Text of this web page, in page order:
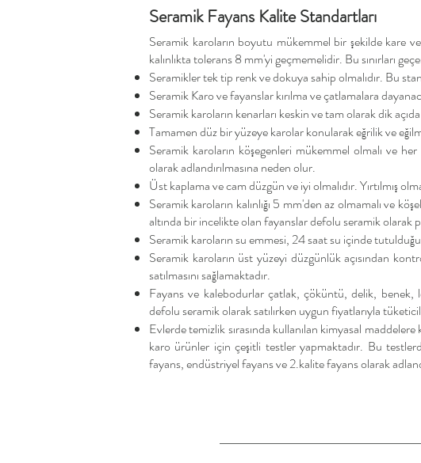
​Seramik Fayans Kalite Standartları
Seramik karoların boyutu mükemmel bir şekilde kare
kalınlıkta tolerans 8 mm'yi geçmemelidir. Bu sınırları
Seramikler tek tip renk ve dokuya sahip olmalıdır. Bu
Seramik Karo ve fayanslar kırılma ve çatlamalara
Seramik karoların kenarları keskin ve tam olarak dik
Tamamen düz bir yüzeye karolar konularak eğrilik ve
Seramik karoların köşegenleri mükemmel olmalı ve
olarak adlandırılmasına neden olur.
Üst kaplama ve cam düzgün ve iyi olmalıdır. Yırtılmış
Seramik karoların kalınlığı 5 mm'den az olmamalı ve
altında bir incelikte olan fayanslar defolu seramik olarak
Seramik karoların su emmesi, 24 saat su içinde
Seramik karoların üst yüzeyi düzgünlük açısından
satılmasını sağlamaktadır.
Fayans ve kalebodurlar çatlak, çöküntü, delik, benek,
defolu seramik olarak satılırken uygun fiyatlarıyla
Evlerde temizlik sırasında kullanılan kimyasal
karo ürünler için çeşitli testler yapmaktadır. Bu
fayans, endüstriyel fayans ve 2.kalite fayans olarak